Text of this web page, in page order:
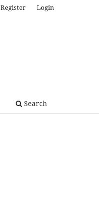
Search
Register Login